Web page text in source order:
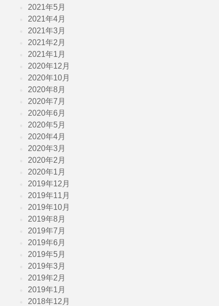
2021年5月
2021年4月
2021年3月
2021年2月
2021年1月
2020年12月
2020年10月
2020年8月
2020年7月
2020年6月
2020年5月
2020年4月
2020年3月
2020年2月
2020年1月
2019年12月
2019年11月
2019年10月
2019年8月
2019年7月
2019年6月
2019年5月
2019年3月
2019年2月
2019年1月
2018年12月